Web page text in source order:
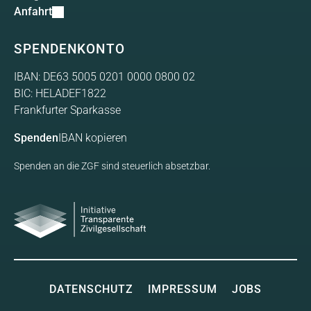
Anfahrt
SPENDENKONTO
IBAN: DE63 5005 0201 0000 0800 02
BIC: HELADEF1822
Frankfurter Sparkasse
SpendenIBAN kopieren
Spenden an die ZGF sind steuerlich absetzbar.
DATENSCHUTZ
IMPRESSUM JOBS